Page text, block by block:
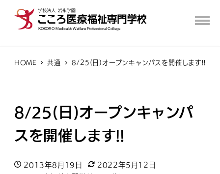
HOME 共通 8/25(日)オープンキャンパスを開催します!!
8/25(日)オープンキャンパ
スを開催します!!
投稿日2013年8月19日 更新日2022年5月12日